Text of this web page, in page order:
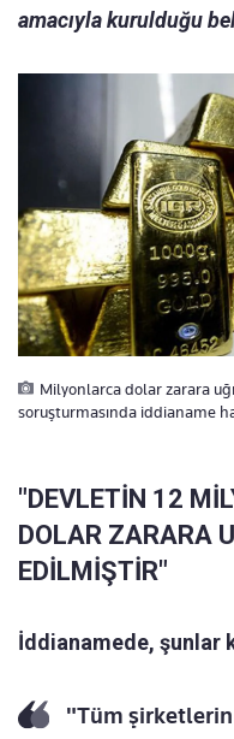
amacıyla kurulduğu
Milyonlarca dolar zarara
soruşturmasında iddianame
"DEVLETİN 12
DOLAR ZARARA
EDİLMİŞTİR"
İddianamede, şunlar
"Tüm